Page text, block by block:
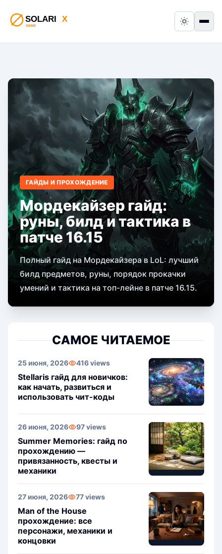
Switch to
ГАЙДЫ И ПРОХОЖДЕНИЕ
Мордекайзер гайд:
руны, билд и тактика в
патче 16.15
Полный гайд на Мордекайзера в LoL: лучший
билд предметов, руны, порядок прокачки
умений и тактика на топ-лейне в патче 16.15.
САМОЕ ЧИТАЕМОЕ
25 июня, 2026 416 views
Stellaris гайд для новичков:
как начать, развиться и
использовать чит-коды
26 июня, 2026 97 views
Summer Memories: гайд по
прохождению —
привязанность, квесты и
механики
27 июня, 2026 77 views
Man of the House
прохождение: все
персонажи, механики и
концовки